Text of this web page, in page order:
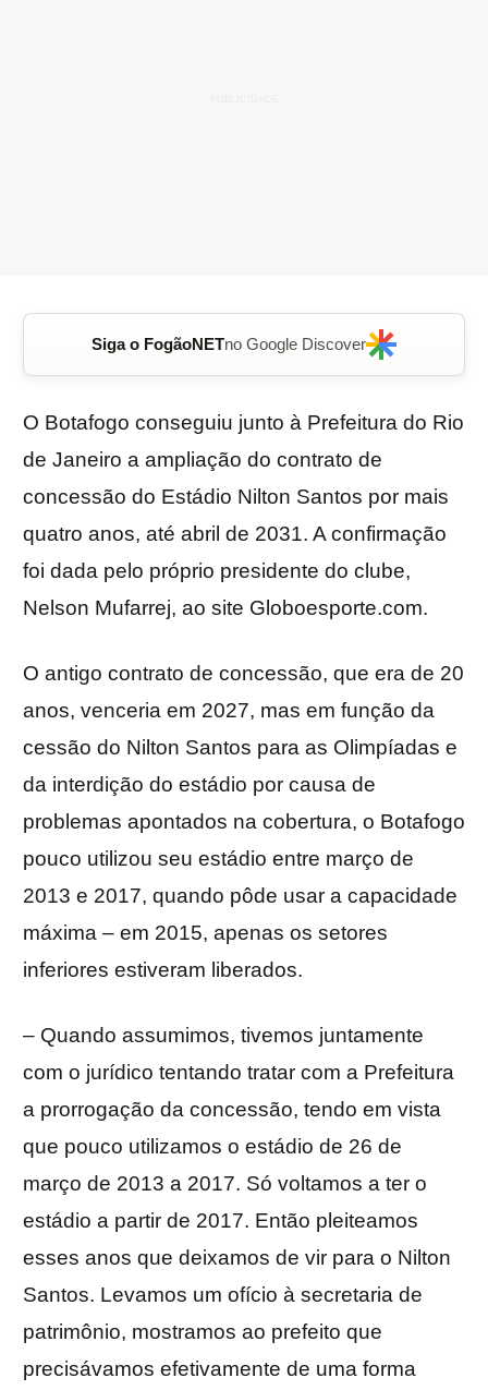
Siga o FogãoNETno Google Discover
O Botafogo conseguiu junto à Prefeitura do Rio
de Janeiro a ampliação do contrato de
concessão do Estádio Nilton Santos por mais
quatro anos, até abril de 2031. A confirmação
foi dada pelo próprio presidente do clube,
Nelson Mufarrej, ao site Globoesporte.com.
O antigo contrato de concessão, que era de 20
anos, venceria em 2027, mas em função da
cessão do Nilton Santos para as Olimpíadas e
da interdição do estádio por causa de
problemas apontados na cobertura, o Botafogo
pouco utilizou seu estádio entre março de
2013 e 2017, quando pôde usar a capacidade
máxima – em 2015, apenas os setores
inferiores estiveram liberados.
– Quando assumimos, tivemos juntamente
com o jurídico tentando tratar com a Prefeitura
a prorrogação da concessão, tendo em vista
que pouco utilizamos o estádio de 26 de
março de 2013 a 2017. Só voltamos a ter o
estádio a partir de 2017. Então pleiteamos
esses anos que deixamos de vir para o Nilton
Santos. Levamos um ofício à secretaria de
patrimônio, mostramos ao prefeito que
precisávamos efetivamente de uma forma